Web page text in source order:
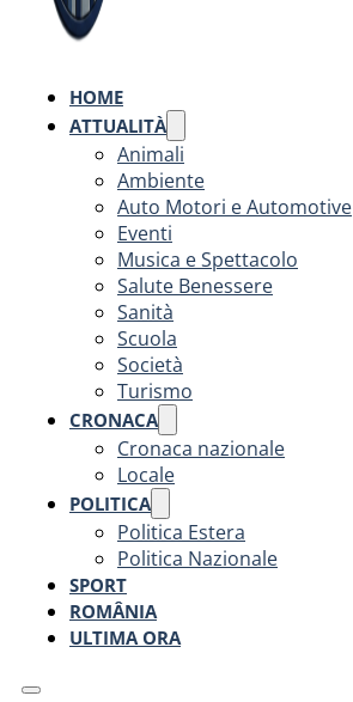
HOME
ATTUALITÀ
Animali
Ambiente
Auto Motori e Automotive
Eventi
Musica e Spettacolo
Salute Benessere
Sanità
Scuola
Società
Turismo
CRONACA
Cronaca nazionale
Locale
POLITICA
Politica Estera
Politica Nazionale
SPORT
ROMÂNIA
ULTIMA ORA